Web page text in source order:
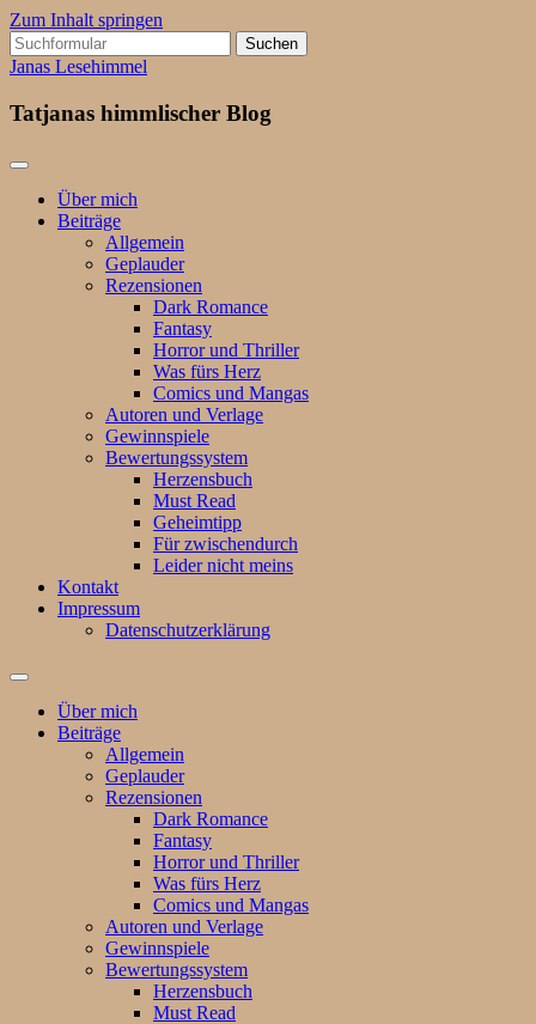
Zum Inhalt springen
Suchen
nach:
Janas Lesehimmel
Tatjanas himmlischer Blog
Über mich
Beiträge
Allgemein
Geplauder
Rezensionen
Dark Romance
Fantasy
Horror und Thriller
Was fürs Herz
Comics und Mangas
Autoren und Verlage
Gewinnspiele
Bewertungssystem
Herzensbuch
Must Read
Geheimtipp
Für zwischendurch
Leider nicht meins
Kontakt
Impressum
Datenschutzerklärung
Suchfeld
ein-/ausblenden
Über mich
Beiträge
Allgemein
Geplauder
Rezensionen
Dark Romance
Fantasy
Horror und Thriller
Was fürs Herz
Comics und Mangas
Autoren und Verlage
Gewinnspiele
Bewertungssystem
Herzensbuch
Must Read